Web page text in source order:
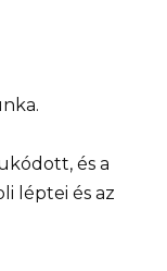
és a
léptei és az